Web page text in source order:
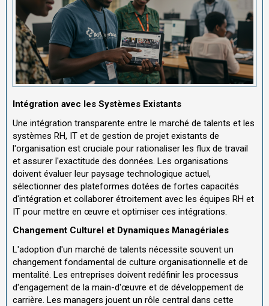
Intégration avec les Systèmes Existants
Une intégration transparente entre le marché de talents et les
systèmes RH, IT et de gestion de projet existants de
l'organisation est cruciale pour rationaliser les flux de travail
et assurer l'exactitude des données. Les organisations
doivent évaluer leur paysage technologique actuel,
sélectionner des plateformes dotées de fortes capacités
d'intégration et collaborer étroitement avec les équipes RH et
IT pour mettre en œuvre et optimiser ces intégrations.
Changement Culturel et Dynamiques Managériales
L'adoption d'un marché de talents nécessite souvent un
changement fondamental de culture organisationnelle et de
mentalité. Les entreprises doivent redéfinir les processus
d'engagement de la main-d'œuvre et de développement de
carrière. Les managers jouent un rôle central dans cette